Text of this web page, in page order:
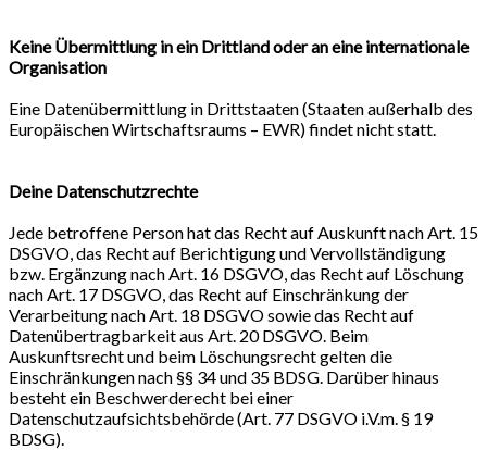
Keine Übermittlung in ein Drittland oder an eine internationale
Organisation
Eine Datenübermittlung in Drittstaaten (Staaten außerhalb des
Europäischen Wirtschaftsraums – EWR) findet nicht statt.
Deine Datenschutzrechte
Jede betroffene Person hat das Recht auf Auskunft nach Art. 15
DSGVO, das Recht auf Berichtigung und Vervollständigung
bzw. Ergänzung nach Art. 16 DSGVO, das Recht auf Löschung
nach Art. 17 DSGVO, das Recht auf Einschränkung der
Verarbeitung nach Art. 18 DSGVO sowie das Recht auf
Datenübertragbarkeit aus Art. 20 DSGVO. Beim
Auskunftsrecht und beim Löschungsrecht gelten die
Einschränkungen nach §§ 34 und 35 BDSG. Darüber hinaus
besteht ein Beschwerderecht bei einer
Datenschutzaufsichtsbehörde (Art. 77 DSGVO i.V.m. § 19
BDSG).